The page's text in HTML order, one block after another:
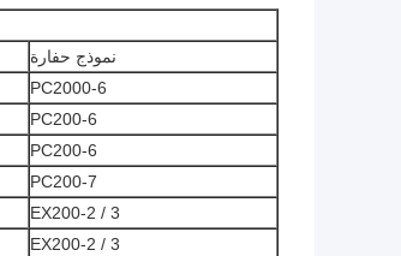
نموذج حفارة
PC2000-6
PC200-6
PC200-6
PC200-7
EX200-2 / 3
EX200-2 / 3